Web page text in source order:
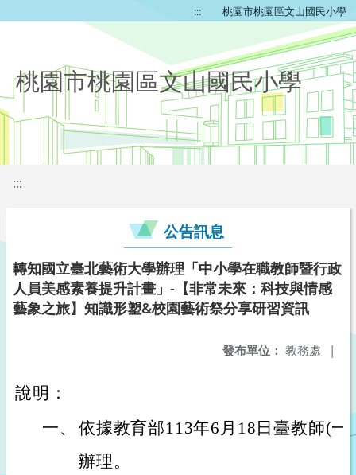
::: 桃園市桃園區文山國民小學
桃園市桃園區文山國民小學
:::
公告訊息
轉知國立臺北藝術大學辦理「中小學在職教師暨行政
人員美感素養提升計畫」-【非常未來：科技與情感
藝象之旅】知識形塑&校園藝術祭分享研習資訊
發布單位： 教務處 |
說明：
一、 依據教育部113年6月18日臺教師(一
辦理。